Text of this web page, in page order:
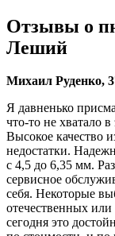
Отзывы о
Леший
Михаил Руденко,
Я давненько
что-то не хватало
Высокое качество
недостатки.
с 4,5 до 6,35 мм.
сервисное
себя. Некоторые
отечественных
сегодня это